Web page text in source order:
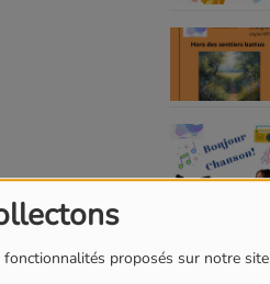
proposés sur notre site